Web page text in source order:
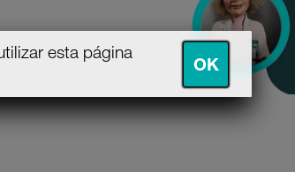
esta página
OK